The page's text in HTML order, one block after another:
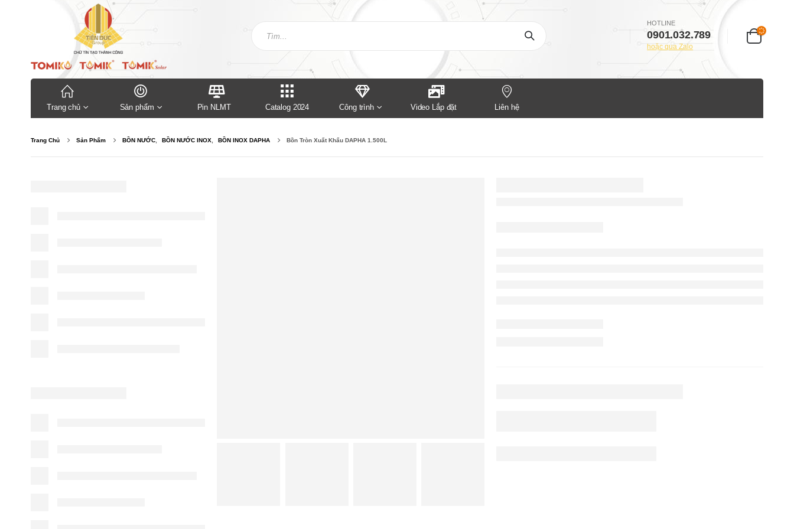
HOTLINE
0901.032.789
hoặc qua Zalo
Trang chủ Sản phẩm Pin NLMT Catalog 2024 Công trình Video Lắp đặt Liên hệ
Trang Chủ Sản Phẩm BỒN NƯỚC BỒN NƯỚC INOX BỒN INOX DAPHA Bồn Tròn Xuất Khẩu DAPHA 1.500L